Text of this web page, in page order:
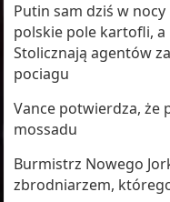
Putin sam dziś w
polskie pole kartofli,
Stolicznają agentów
pociagu
Vance potwierdza, że
mossadu
Burmistrz Nowego
zbrodniarzem,